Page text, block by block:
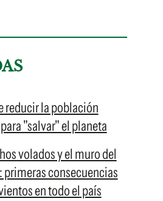
reducir la población
"salvar" el planeta
volados y el muro del
consecuencias
en todo el país